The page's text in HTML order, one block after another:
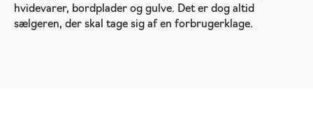
hvidevarer, bordplader og gulve. Det er dog altid
sælgeren, der skal tage sig af en forbrugerklage.